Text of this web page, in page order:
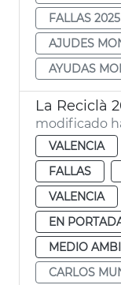
FALLAS 2025
AJUDES
AYUDAS
La Reciclà
modificado
VALENCIA
FALLAS
VALENCIA
EN
MEDIO
CARLOS